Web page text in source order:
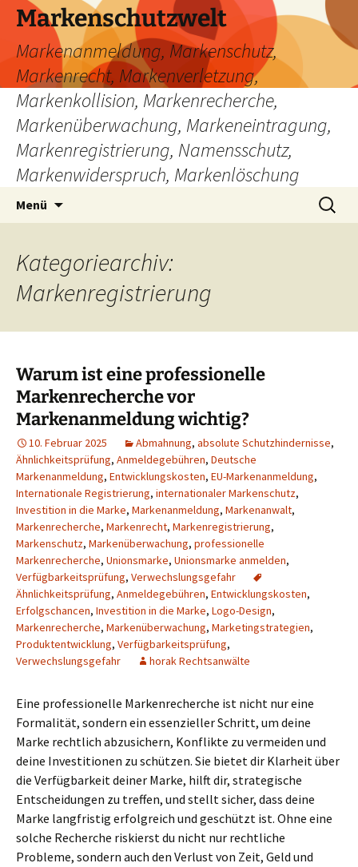
Zum
Inhalt
springen
Markenschutzwelt
Markenanmeldung, Markenschutz,
Markenrecht, Markenverletzung,
Markenkollision, Markenrecherche,
Markenüberwachung, Markeneintragung,
Markenregistrierung, Namensschutz,
Markenwiderspruch, Markenlöschung
Menü
Suchen
nach:
Kategoriearchiv:
Markenregistrierung
Warum ist eine professionelle
Markenrecherche vor
Markenanmeldung wichtig?
10. Februar 2025 Abmahnung, absolute Schutzhindernisse,
Ähnlichkeitsprüfung, Anmeldegebühren, Deutsche
Markenanmeldung, Entwicklungskosten, EU-Markenanmeldung,
Internationale Registrierung, internationaler Markenschutz,
Investition in die Marke, Markenanmeldung, Markenanwalt,
Markenrecherche, Markenrecht, Markenregistrierung,
Markenschutz, Markenüberwachung, professionelle
Markenrecherche, Unionsmarke, Unionsmarke anmelden,
Verfügbarkeitsprüfung, Verwechslungsgefahr
Ähnlichkeitsprüfung, Anmeldegebühren, Entwicklungskosten,
Erfolgschancen, Investition in die Marke, Logo-Design,
Markenrecherche, Markenüberwachung, Marketingstrategien,
Produktentwicklung, Verfügbarkeitsprüfung,
Verwechslungsgefahr
horak Rechtsanwälte
Eine professionelle Markenrecherche ist nicht nur eine
Formalität, sondern ein essenzieller Schritt, um deine
Marke rechtlich abzusichern, Konflikte zu vermeiden und
deine Investitionen zu schützen. Sie bietet dir Klarheit über
die Verfügbarkeit deiner Marke, hilft dir, strategische
Entscheidungen zu treffen, und stellt sicher, dass deine
Marke langfristig erfolgreich und geschützt ist. Ohne eine
solche Recherche riskierst du nicht nur rechtliche
Probleme, sondern auch den Verlust von Zeit, Geld und